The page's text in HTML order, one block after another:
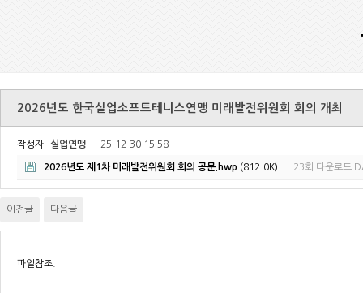
2026년도 한국실업소프트테니스연맹 미래발전위원회 회의 개최
작성자 실업연맹 25-12-30 15:58
2026년도 제1차 미래발전위원회 회의 공문.hwp (812.0K) 23회 다운로드
이전글 다음글
파일참조.